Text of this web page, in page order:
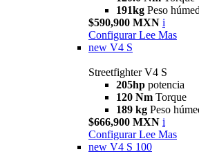
191kg Peso
$590,900 MXN i
Configurar Lee Mas
new V4 S
Streetfighter V4 S
205hp potencia
120 Nm Torque
189 kg Peso
$666,900 MXN i
Configurar Lee Mas
new V4 S 100